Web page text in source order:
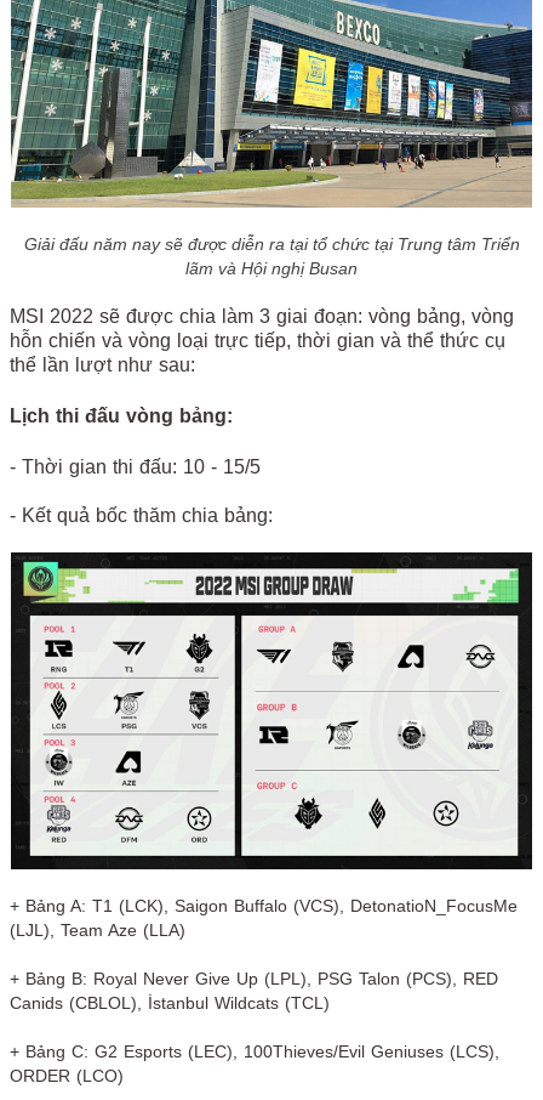
Giải đấu năm nay sẽ được diễn ra tại tổ chức tại Trung tâm Triển
lãm và Hội nghị Busan
MSI 2022 sẽ được chia làm 3 giai đoạn: vòng bảng, vòng
hỗn chiến và vòng loại trực tiếp, thời gian và thể thức cụ
thể lần lượt như sau:
Lịch thi đấu vòng bảng:
- Thời gian thi đấu: 10 - 15/5
- Kết quả bốc thăm chia bảng:
+ Bảng A: T1 (LCK), Saigon Buffalo (VCS), DetonatioN_FocusMe
(LJL), Team Aze (LLA)
+ Bảng B: Royal Never Give Up (LPL), PSG Talon (PCS), RED
Canids (CBLOL), İstanbul Wildcats (TCL)
+ Bảng C: G2 Esports (LEC), 100Thieves/Evil Geniuses (LCS),
ORDER (LCO)